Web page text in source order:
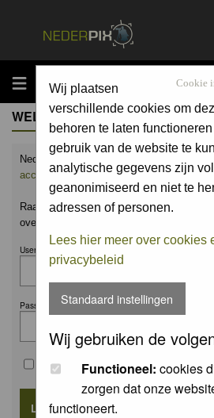
MENU Cookie
Wij plaatsen
verschillende cookies om
behoren te laten
gebruik van de website te
analytische gegevens zijn
geanonimiseerd en niet te
adressen of personen.
Lees hier meer over cookies
privacybeleid
Standaard instellingen
Wij gebruiken de
Functioneel: cookies
zorgen dat onze
functioneert.
WELCOME GUEST
Nederpix.nl is hét platform voor de
account aanen upload ook jouw mooiste
Raak geïnspireerd door het werk van
over alles wat bij natuurfotografie komt
Username:
Password:
Remember me